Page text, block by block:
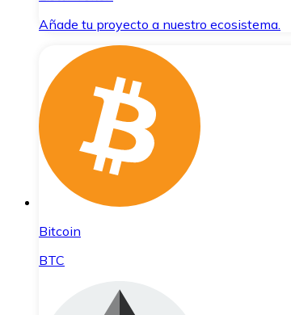
Añade tu proyecto a nuestro ecosistema.
Bitcoin
BTC